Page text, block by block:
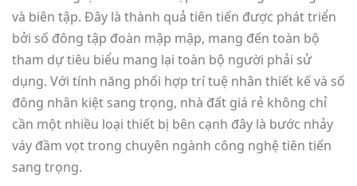
và biên tập. Đây là thành quả tiên tiến được phát triển
bởi số đông tập đoàn mập mập, mang đến toàn bộ
tham dự tiêu biểu mang lại toàn bộ người phải sử
dụng. Với tính năng phối hợp trí tuệ nhân thiết kế và số
đông nhân kiệt sang trọng, nhà đất giá rẻ không chỉ
cần một nhiều loại thiết bị bên cạnh đây là bước nhảy
váy đầm vọt trong chuyên ngành công nghệ tiên tiến
sang trọng.